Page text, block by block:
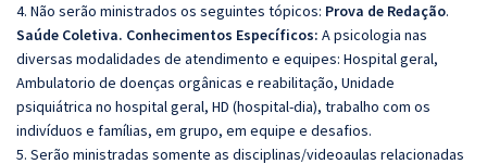
4. Não serão ministrados os seguintes tópicos: Prova de Redação.
Saúde Coletiva. Conhecimentos Específicos: A psicologia nas
diversas modalidades de atendimento e equipes: Hospital geral,
Ambulatorio de doenças orgânicas e reabilitação, Unidade
psiquiátrica no hospital geral, HD (hospital-dia), trabalho com os
indivíduos e famílias, em grupo, em equipe e desafios.
5. Serão ministradas somente as disciplinas/videoaulas relacionadas